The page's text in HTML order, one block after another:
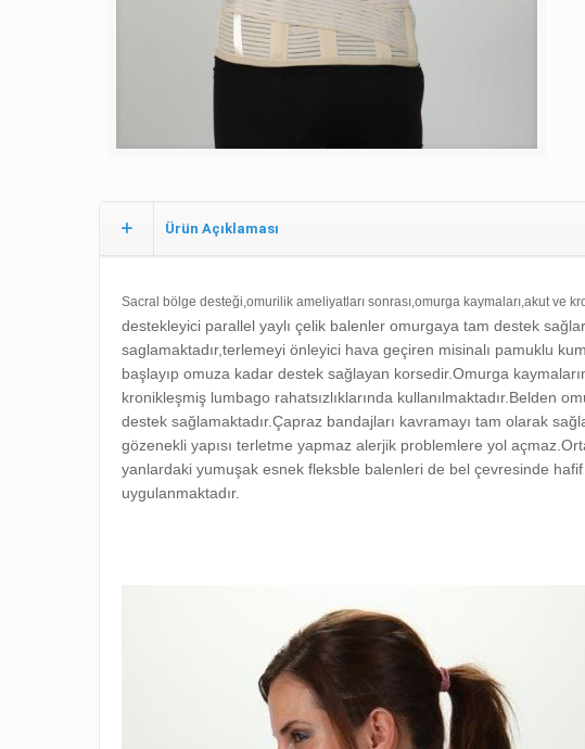
Ürün Açıklaması
Sacral bölge desteği,omurilik ameliyatları sonrası,omurga kaymaları,akut ve
destekleyici parallel yaylı çelik balenler omurgaya tam destek sağlar.
saglamaktadır,terlemeyi önleyici hava geçiren misinalı pamuklu
başlayıp omuza kadar destek sağlayan korsedir.Omurga
kronikleşmiş lumbago rahatsızlıklarında kullanılmaktadır.Belden
destek sağlamaktadır.Çapraz bandajları kavramayı tam olarak
gözenekli yapısı terletme yapmaz alerjik problemlere yol
yanlardaki yumuşak esnek fleksble balenleri de bel çevresinde
uygulanmaktadır.